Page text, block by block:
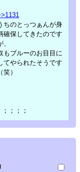
ちのとっつぁんが身
確保してきたのです
、
もブルーのお目目に
てやられたそうです
（笑）
；；；